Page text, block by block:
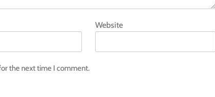
Website
the next time I comment.